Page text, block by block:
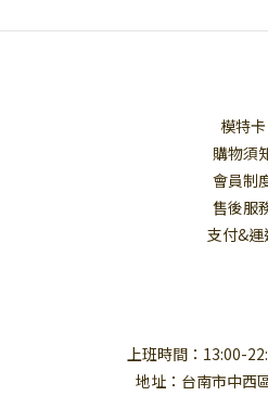
模特卡
購物須
會員制
售後服
支付&運
上班時間：13:00-
地址：台南市中西